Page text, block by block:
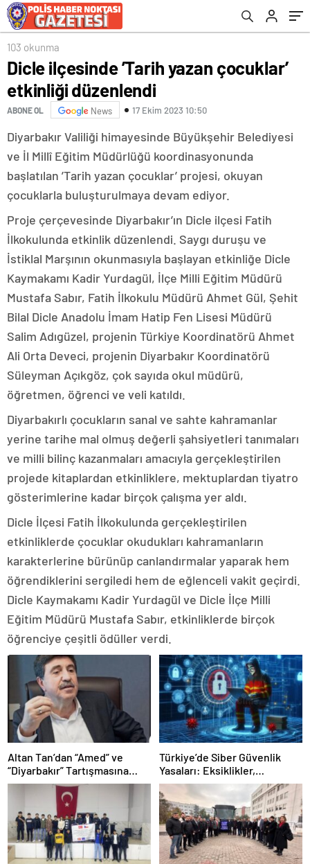
103 okunma
Dicle ilçesinde ’Tarih yazan çocuklar’
etkinliği düzenlendi
ABONE OL News 17 Ekim 2023 10:50
Diyarbakır Valiliği himayesinde Büyükşehir Belediyesi
ve İl Millî Eğitim Müdürlüğü koordinasyonunda
başlatılan ’Tarih yazan çocuklar’ projesi, okuyan
çocuklarla buluşturulmaya devam ediyor.
Proje çerçevesinde Diyarbakır’ın Dicle ilçesi Fatih
İlkokulunda etkinlik düzenlendi. Saygı duruşu ve
İstiklal Marşının okunmasıyla başlayan etkinliğe Dicle
Kaymakamı Kadir Yurdagül, İlçe Milli Eğitim Müdürü
Mustafa Sabır, Fatih İlkokulu Müdürü Ahmet Gül, Şehit
Bilal Dicle Anadolu İmam Hatip Fen Lisesi Müdürü
Salim Adıgüzel, projenin Türkiye Koordinatörü Ahmet
Ali Orta Deveci, projenin Diyarbakır Koordinatörü
Süleyman Açıkgöz, çok sayıda okul müdürü,
öğretmen, öğrenci ve veli katıldı.
Diyarbakırlı çocukların sanal ve sahte kahramanlar
yerine tarihe mal olmuş değerli şahsiyetleri tanımaları
ve milli bilinç kazanmaları amacıyla gerçekleştirilen
projede kitaplardan etkinliklere, mektuplardan tiyatro
gösterimlerine kadar birçok çalışma yer aldı.
Dicle İlçesi Fatih İlkokulunda gerçekleştirilen
etkinliklerde çocuklar okudukları kahramanların
karakterlerine bürünüp canlandırmalar yaparak hem
öğrendiklerini sergiledi hem de eğlenceli vakit geçirdi.
Dicle Kaymakamı Kadir Yurdagül ve Dicle İlçe Milli
Eğitim Müdürü Mustafa Sabır, etkinliklerde birçok
öğrenciye çeşitli ödüller verdi.
Altan Tan’dan “Amed” ve
“Diyarbakır” Tartışmasına
Sert Çıkış: “Kürtçe ve
Kürtlerle Direkt Alakası Yok”
Türkiye’de Siber Güvenlik
Yasaları: Eksiklikler,
Yanlışlıklar ve Acil Çözüm
Önerileri
velileri bilgilendirdi